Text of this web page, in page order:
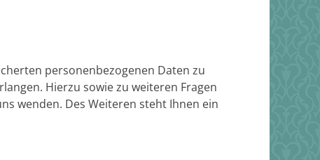
personenbezogenen Daten zu
Hierzu sowie zu weiteren Fragen
wenden. Des Weiteren steht Ihnen ein